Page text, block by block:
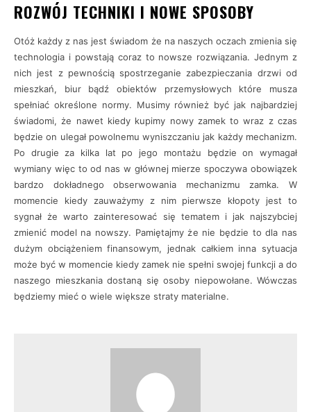
ROZWÓJ TECHNIKI I NOWE SPOSOBY
Otóż każdy z nas jest świadom że na naszych oczach zmienia się
technologia i powstają coraz to nowsze rozwiązania. Jednym z
nich jest z pewnością spostrzeganie zabezpieczania drzwi od
mieszkań, biur bądź obiektów przemysłowych które musza
spełniać określone normy. Musimy również być jak najbardziej
świadomi, że nawet kiedy kupimy nowy zamek to wraz z czas
będzie on ulegał powolnemu wyniszczaniu jak każdy mechanizm.
Po drugie za kilka lat po jego montażu będzie on wymagał
wymiany więc to od nas w głównej mierze spoczywa obowiązek
bardzo dokładnego obserwowania mechanizmu zamka. W
momencie kiedy zauważymy z nim pierwsze kłopoty jest to
sygnał że warto zainteresować się tematem i jak najszybciej
zmienić model na nowszy. Pamiętajmy że nie będzie to dla nas
dużym obciążeniem finansowym, jednak całkiem inna sytuacja
może być w momencie kiedy zamek nie spełni swojej funkcji a do
naszego mieszkania dostaną się osoby niepowołane. Wówczas
będziemy mieć o wiele większe straty materialne.